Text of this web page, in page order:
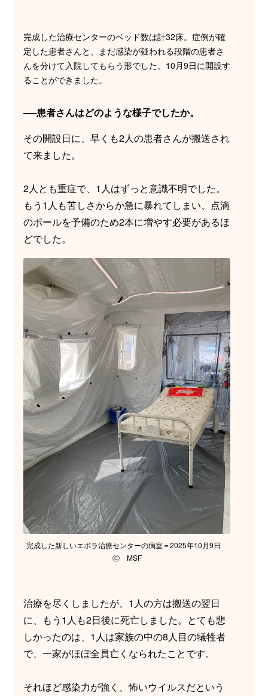
完成した治療センターのベッド数は計32床。症例が確
定した患者さんと、まだ感染が疑われる段階の患者さ
んを分けて入院してもらう形でした。10月9日に開設す
ることができました。
──患者さんはどのような様子でしたか。
その開設日に、早くも2人の患者さんが搬送され
て来ました。
2人とも重症で、1人はずっと意識不明でした。
もう1人も苦しさからか急に暴れてしまい、点滴
のポールを予備のため2本に増やす必要があるほ
どでした。
完成した新しいエボラ治療センターの病室＝2025年10月9日
Ⓒ MSF
治療を尽くしましたが、1人の方は搬送の翌日
に、もう1人も2日後に死亡しました。とても悲
しかったのは、1人は家族の中の8人目の犠牲者
で、一家がほぼ全員亡くなられたことです。
それほど感染力が強く、怖いウイルスだという